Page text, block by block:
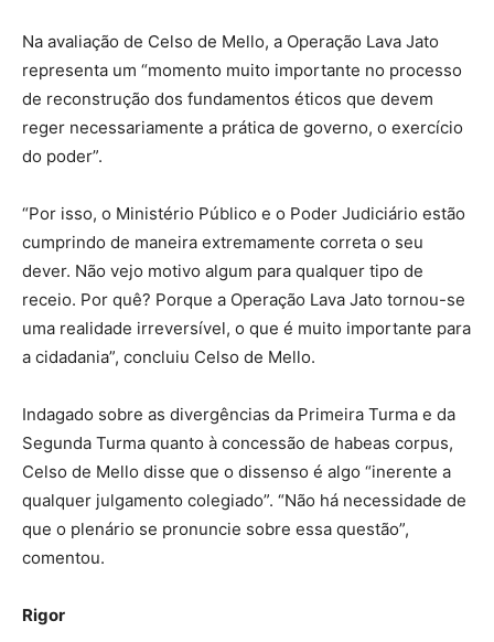
Na avaliação de Celso de Mello, a Operação Lava Jato
representa um “momento muito importante no processo
de reconstrução dos fundamentos éticos que devem
reger necessariamente a prática de governo, o exercício
do poder”.
“Por isso, o Ministério Público e o Poder Judiciário estão
cumprindo de maneira extremamente correta o seu
dever. Não vejo motivo algum para qualquer tipo de
receio. Por quê? Porque a Operação Lava Jato tornou-se
uma realidade irreversível, o que é muito importante para
a cidadania”, concluiu Celso de Mello.
Indagado sobre as divergências da Primeira Turma e da
Segunda Turma quanto à concessão de habeas corpus,
Celso de Mello disse que o dissenso é algo “inerente a
qualquer julgamento colegiado”. “Não há necessidade de
que o plenário se pronuncie sobre essa questão”,
comentou.
Rigor